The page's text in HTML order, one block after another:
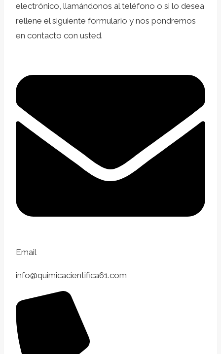
electrónico, llamándonos al teléfono o si lo desea
rellene el siguiente formulario y nos pondremos
en contacto con usted.
Email
info@quimicacientifica61.com